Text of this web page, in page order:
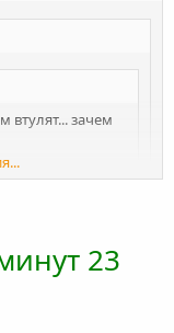
втулят... зачем
то что
потом отверстия
на холодную с
бронзы-латуни
23